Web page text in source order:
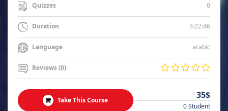
Quizzes 0
Duration 3:22:46
Language arabic
Reviews (0)
Take This Course 35$
0 Student